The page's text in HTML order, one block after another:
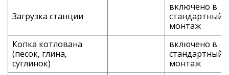
Загрузка станции
включено в
стандартный
монтаж
Копка котлована
(песок, глина,
суглинок)
включено в
стандартный
монтаж